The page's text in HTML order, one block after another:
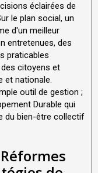
éclairées de
le plan social, un
d'un meilleur
entretenues, des
praticables
citoyens et
et nationale.
outil de gestion ;
Durable qui
du bien-être collectif